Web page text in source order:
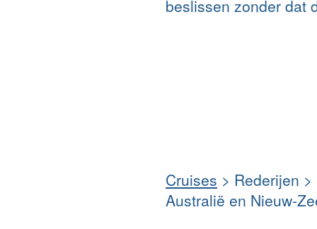
beslissen zonder dat
Cruises > Rederijen
Australië en Nieuw-